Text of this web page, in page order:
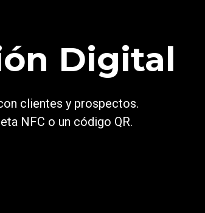
Digital
clientes y prospectos.
NFC o un código QR.